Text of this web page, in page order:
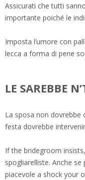
Assicurati che tutti
importante poiché le
Imposta l’umore con
lecca a forma di pene
LE SAREBBE
La sposa non dovrebbe
festa dovrebbe
If the bridegroom
spogliarelliste. Anche
piacevole a shock your